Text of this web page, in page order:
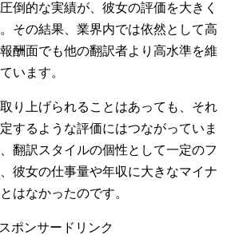
倒的な実績が、彼女の評価を大きく
その結果、業界内では依然として高
酬面でも他の翻訳者より高水準を維
います。
り上げられることはあっても、それ
するような評価にはつながっていま
翻訳スタイルの個性として一定のフ
彼女の仕事量や年収に大きなマイナ
はなかったのです。
スポンサードリンク